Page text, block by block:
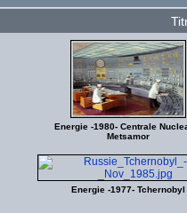
Energie -1980- Centrale
Metsamor
Energie -1977- Tchernobyl